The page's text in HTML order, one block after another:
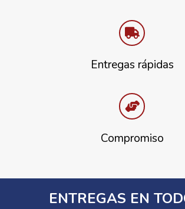
Entregas rápidas
Compromiso
ENTREGAS EN